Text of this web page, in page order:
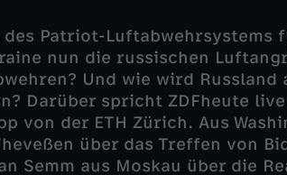
Patriot-Luftabwehrsystems
nun die russischen
Und wie wird Russland
Darüber spricht ZDFheute
von der ETH Zürich. Aus
über das Treffen von
Semm aus Moskau über die